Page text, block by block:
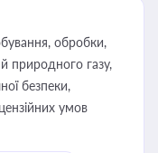
обробки,
природного газу,
безпеки,
умов